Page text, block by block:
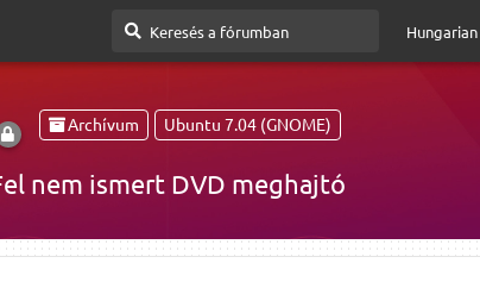
Hungarian
Archívum Ubuntu 7.04 (GNOME)
nem ismert DVD meghajtó